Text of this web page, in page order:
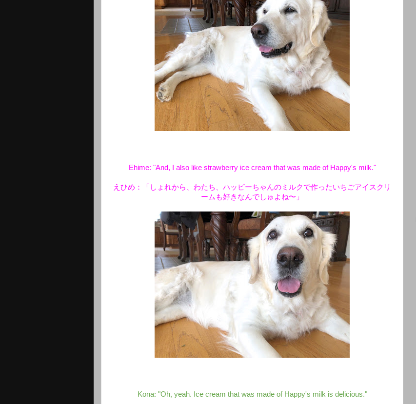
Ehime: "And, I also like strawberry ice cream that was made of Happy's milk."
えひめ：「しょれから、わたち、ハッピーちゃんのミルクで作ったいちごアイスクリ
ームも好きなんでしゅよね〜」
Kona: "Oh, yeah. Ice cream that was made of Happy's milk is delicious."